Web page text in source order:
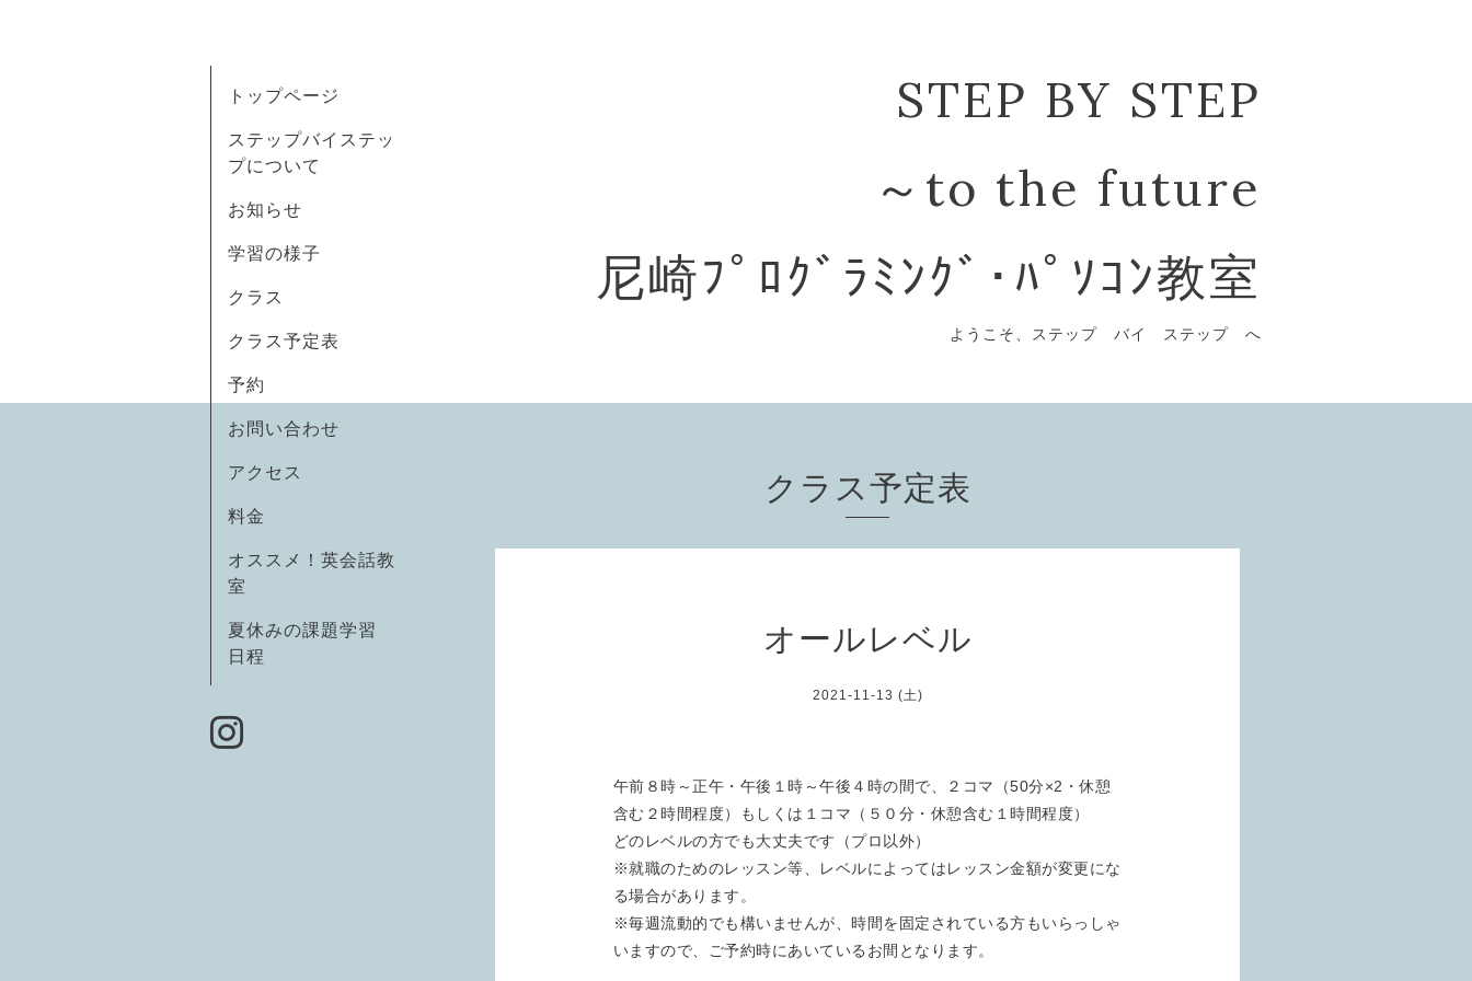
STEP BY STEP
～to the future
尼崎ﾌﾟﾛｸﾞﾗﾐﾝｸﾞ･ﾊﾟｿｺﾝ教室
ようこそ、ステップ バイ ステップ へ
トップページ
ステップバイステッ
プについて
お知らせ
学習の様子
クラス
クラス予定表
予約
お問い合わせ
アクセス
料金
オススメ！英会話教
室
夏休みの課題学習
日程
クラス予定表
オールレベル
2021-11-13 (土)
午前８時～正午・午後１時～午後４時の間で、２コマ（50分×2・休憩
含む２時間程度）もしくは１コマ（５０分・休憩含む１時間程度）
どのレベルの方でも大丈夫です（プロ以外）
※就職のためのレッスン等、レベルによってはレッスン金額が変更にな
る場合があります。
※毎週流動的でも構いませんが、時間を固定されている方もいらっしゃ
いますので、ご予約時にあいているお間となります。